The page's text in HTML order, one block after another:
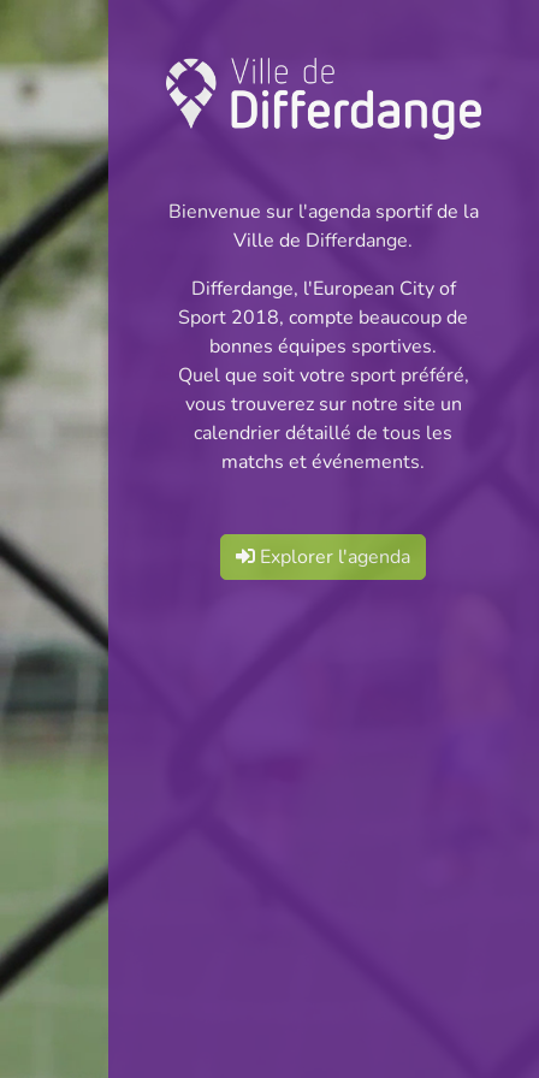
Championnat:
INFOS
23.04.2025
19:30
Stade du Woiwer
Partager
Corporatif -
Division 1
Bienvenue sur l'agenda sportif de la
Ville de Differdange.
Differdange, l'European City of
Sport 2018, compte beaucoup de
bonnes équipes sportives.
Quel que soit votre sport préféré,
vous trouverez sur notre site un
calendrier détaillé de tous les
matchs et événements.
Explorer l'agenda